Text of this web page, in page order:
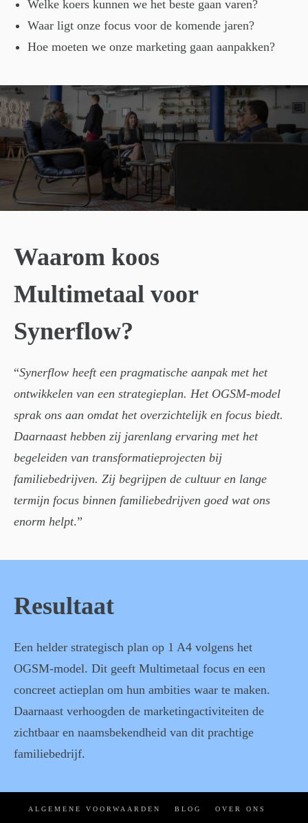
Welke koers kunnen we het beste gaan varen?
Waar ligt onze focus voor de komende jaren?
Hoe moeten we onze marketing gaan aanpakken?
Waarom koos
Multimetaal voor
Synerflow?
“Synerflow heeft een pragmatische aanpak met het
ontwikkelen van een strategieplan. Het OGSM-model
sprak ons aan omdat het overzichtelijk en focus biedt.
Daarnaast hebben zij jarenlang ervaring met het
begeleiden van transformatieprojecten bij
familiebedrijven. Zij begrijpen de cultuur en lange
termijn focus binnen familiebedrijven goed wat ons
enorm helpt.”
Resultaat
Een helder strategisch plan op 1 A4 volgens het
OGSM-model. Dit geeft Multimetaal focus en een
concreet actieplan om hun ambities waar te maken.
Daarnaast verhoogden de marketingactiviteiten de
zichtbaar en naamsbekendheid van dit prachtige
familiebedrijf.
ALGEMENE VOORWAARDEN BLOG OVER ONS